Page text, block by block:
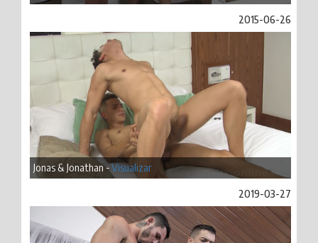
2015-06-26
Jonas & Jonathan -Visualizar
2019-03-27